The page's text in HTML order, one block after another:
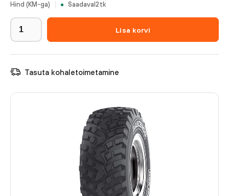
Hind (KM-ga) Saadaval 2 tk
Lisa korvi
Tasuta kohaletoimetamine